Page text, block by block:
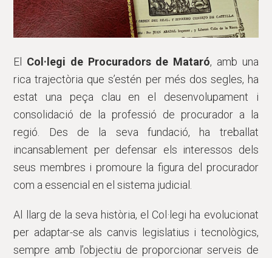
El Col·legi de Procuradors de Mataró, amb una
rica trajectòria que s’estén per més dos segles, ha
estat una peça clau en el desenvolupament i
consolidació de la professió de procurador a la
regió. Des de la seva fundació, ha treballat
incansablement per defensar els interessos dels
seus membres i promoure la figura del procurador
com a essencial en el sistema judicial.
Al llarg de la seva història, el Col·legi ha evolucionat
per adaptar-se als canvis legislatius i tecnològics,
sempre amb l’objectiu de proporcionar serveis de